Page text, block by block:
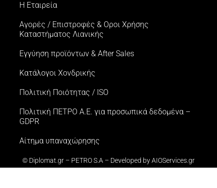
Η Εταιρεία
Αγορές / Επιστροφές & Oροι Xρήσης
Kαταστήματος Λιανικής
Εγγύηση προϊόντων & After Sales
Κατάλογοι Χονδρικής
Πολιτική Ποιότητας / ISO
Πολιτική ΠΕΤΡΟ Α.Ε. για προσωπικά δεδομένα –
GDPR
Αίτημα υπαναχώρησης
© Diplomat.gr – PETRO S.A – Developed byAIOServices.gr